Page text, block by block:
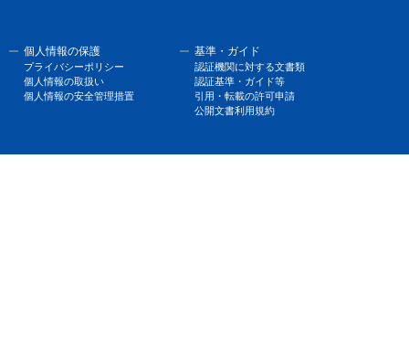
個人情報の保護
プライバシーポリシー
個人情報の取扱い
個人情報の安全管理措置
基準・ガイド
認証機関に対する文書類
認証基準・ガイド等
引用・転載の許可申請
公開文書利用規約